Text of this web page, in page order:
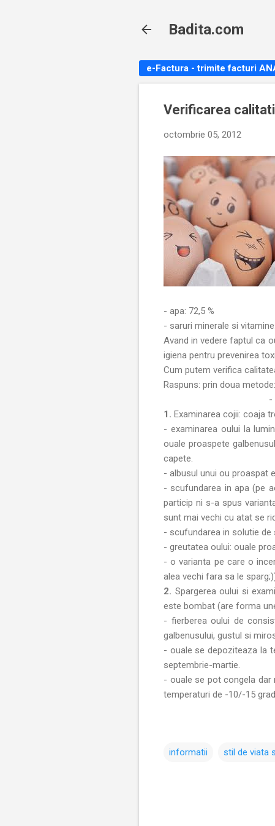
Badita.com
e-Factura - trimite facturi
Verificarea
octombrie 05, 2012
- apa: 72,5 %
- saruri minerale si vitamine:
Avand in vedere faptul ca
igiena pentru prevenirea
Cum putem verifica
Raspuns: prin doua
-
1. Examinarea cojii: coaja
- examinarea oului la
ouale proaspete
capete.
- albusul unui ou proaspat
- scufundarea in apa (pe
particip ni s-a spus
sunt mai vechi cu atat se
- scufundarea in solutie de
- greutatea oului: ouale
- o varianta pe care o
alea vechi fara sa le
2. Spargerea oului si
este bombat (are forma
- fierberea oului de
galbenusului, gustul si
- ouale se depoziteaza la
septembrie-martie.
- ouale se pot congela dar
temperaturi de -10/-15
informatii stil de viata